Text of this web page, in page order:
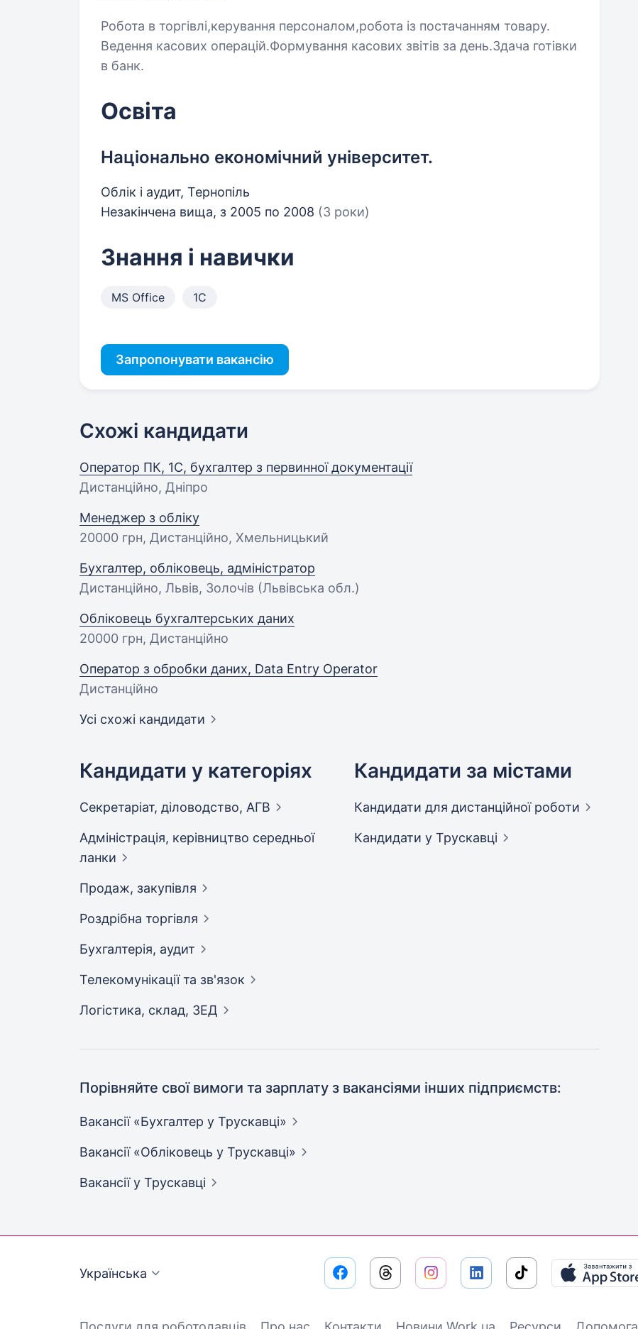
Робота в торгівлі,керування персоналом,робота із постачанням товару.
Ведення касових операцій.Формування касових звітів за день.Здача готівки
в банк.
Освіта
Національно економічний університет.
Облік і аудит, Тернопіль
Незакінчена вища, з 2005 по 2008 (3 роки)
Знання і навички
MS Office 1С
Запропонувати вакансію
Схожі кандидати
Оператор ПК, 1С, бухгалтер з первинної документації
Дистанційно, Дніпро
Менеджер з обліку
20000 грн, Дистанційно, Хмельницький
Бухгалтер, обліковець, адміністратор
Дистанційно, Львів, Золочів (Львівська обл.)
Обліковець бухгалтерських даних
20000 грн, Дистанційно
Оператор з обробки даних, Data Entry Operator
Дистанційно
Усі схожі кандидати
Кандидати у категоріях
Секретаріат, діловодство, АГВ
Адмiнiстрацiя, керівництво середньої
ланки
Продаж, закупівля
Роздрібна торгівля
Бухгалтерія, аудит
Телекомунікації та зв'язок
Логістика, склад, ЗЕД
Кандидати за містами
Кандидати для дистанційної роботи
Кандидати у Трускавці
Порівняйте свої вимоги та зарплату з вакансіями інших підприємств:
Вакансії «Бухгалтер у Трускавці»
Вакансії «Обліковець у Трускавці»
Вакансіїу Трускавці
Українська